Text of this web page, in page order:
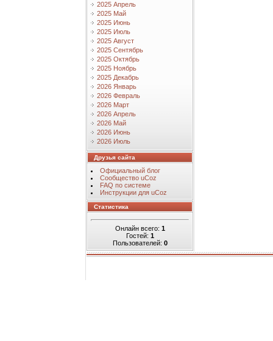
2025 Апрель
2025 Май
2025 Июнь
2025 Июль
2025 Август
2025 Сентябрь
2025 Октябрь
2025 Ноябрь
2025 Декабрь
2026 Январь
2026 Февраль
2026 Март
2026 Апрель
2026 Май
2026 Июнь
2026 Июль
Друзья сайта
Официальный блог
Сообщество uCoz
FAQ по системе
Инструкции для uCoz
Статистика
Онлайн всего: 1
Гостей: 1
Пользователей: 0